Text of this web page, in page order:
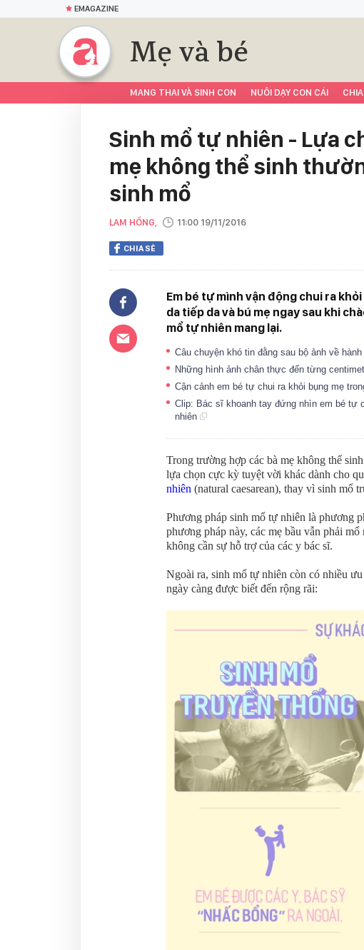
EMAGAZINE
Mẹ và bé
MANG THAI VÀ SINH CON NUÔI DẠY CON CÁI
Sinh mổ tự nhiên - Lựa
mẹ không thể sinh
sinh mổ
LAM HỒNG, 11:00 19/11/2016
CHIA SẺ
Em bé tự mình vận động chui ra
da tiếp da và bú mẹ ngay sau khi
mổ tự nhiên mang lại.
Câu chuyện khó tin đằng sau bộ ảnh về
Những hình ảnh chân thực đến từng
Cận cảnh em bé tự chui ra khỏi bụng mẹ
Clip: Bác sĩ khoanh tay đứng nhìn em bé tự
nhiên
Trong trường hợp các bà mẹ không thể
lựa chọn cực kỳ tuyệt vời khác dành cho
nhiên (natural caesarean), thay vì sinh mổ
Phương pháp sinh mổ tự nhiên là phương
phương pháp này, các mẹ bầu vẫn phải mổ
không cần sự hỗ trợ của các y bác sĩ.
Ngoài ra, sinh mổ tự nhiên còn có nhiều
ngày càng được biết đến rộng rãi: